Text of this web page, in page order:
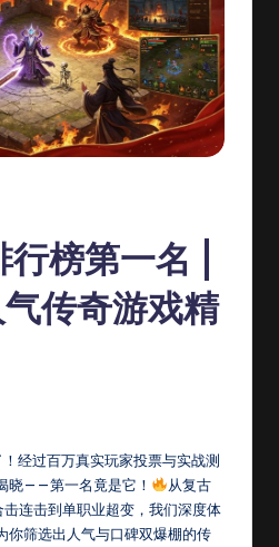
榜第一名 |
传奇游戏精
经过百万真实玩家投票与实战测
晓——第一名竟是它！
从复古
连击到单职业超变，我们深度体
筛选出人气与口碑双爆棚的传